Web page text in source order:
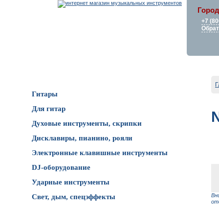
+7
Гитары
Для гитар
Духовые инструменты, скрипки
Дисклавиры, пианино, рояли
Электронные клавишные инструменты
DJ-оборудование
Ударные инструменты
Свет, дым, спецэффекты